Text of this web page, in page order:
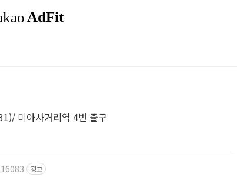
미아사거리역 4번 출구
광고